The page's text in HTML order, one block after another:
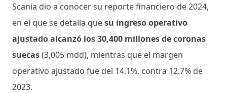
Scania dio a conocer su reporte financiero de 2024,
en el que se detalla quesu ingreso operativo
ajustado alcanzó los 30,400 millones de coronas
suecas(3,005 mdd), mientras que el margen
operativo ajustado fue del 14.1%, contra 12.7% de
2023.